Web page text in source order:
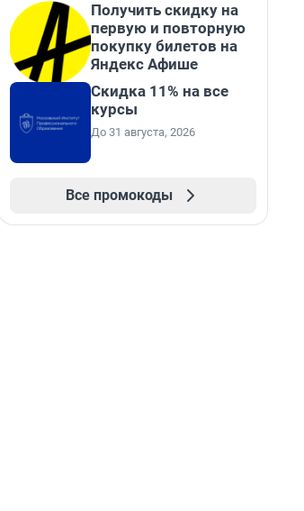
Получить скидку на
первую и повторную
покупку билетов на
Яндекс Афише
Скидка 11% на все
курсы
До 31 августа, 2026
Все промокоды